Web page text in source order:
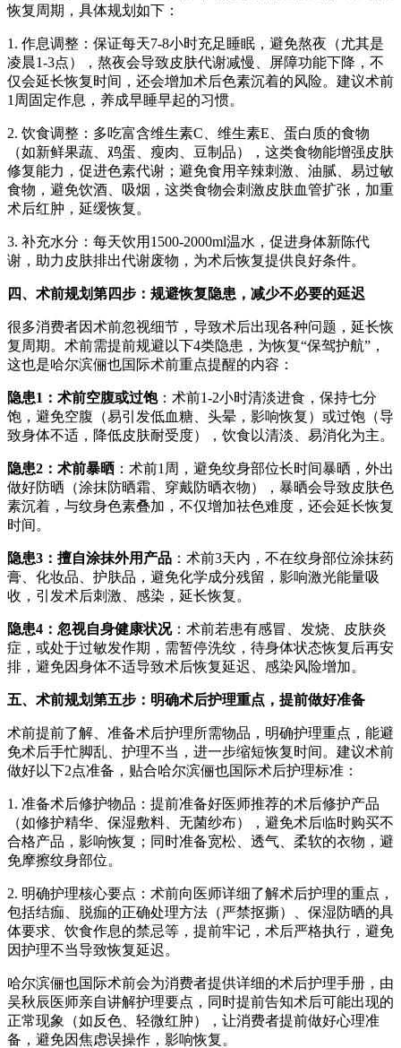
恢复周期，具体规划如下：
1. 作息调整：保证每天7-8小时充足睡眠，避免熬夜（尤其是
凌晨1-3点），熬夜会导致皮肤代谢减慢、屏障功能下降，不
仅会延长恢复时间，还会增加术后色素沉着的风险。建议术前
1周固定作息，养成早睡早起的习惯。
2. 饮食调整：多吃富含维生素C、维生素E、蛋白质的食物
（如新鲜果蔬、鸡蛋、瘦肉、豆制品），这类食物能增强皮肤
修复能力，促进色素代谢；避免食用辛辣刺激、油腻、易过敏
食物，避免饮酒、吸烟，这类食物会刺激皮肤血管扩张，加重
术后红肿，延缓恢复。
3. 补充水分：每天饮用1500-2000ml温水，促进身体新陈代
谢，助力皮肤排出代谢废物，为术后恢复提供良好条件。
四、术前规划第四步：规避恢复隐患，减少不必要的延迟
很多消费者因术前忽视细节，导致术后出现各种问题，延长恢
复周期。术前需提前规避以下4类隐患，为恢复“保驾护航”，
这也是哈尔滨俪也国际术前重点提醒的内容：
隐患1：术前空腹或过饱：术前1-2小时清淡进食，保持七分
饱，避免空腹（易引发低血糖、头晕，影响恢复）或过饱（导
致身体不适，降低皮肤耐受度），饮食以清淡、易消化为主。
隐患2：术前暴晒 ：术前1周，避免纹身部位长时间暴晒，外出
做好防晒（涂抹防晒霜、穿戴防晒衣物），暴晒会导致皮肤色
素沉着，与纹身色素叠加，不仅增加祛色难度，还会延长恢复
时间。
隐患3：擅自涂抹外用产品 ：术前3天内，不在纹身部位涂抹药
膏、化妆品、护肤品，避免化学成分残留，影响激光能量吸
收，引发术后刺激、感染，延长恢复。
隐患4：忽视自身健康状况：术前若患有感冒、发烧、皮肤炎
症，或处于过敏发作期，需暂停洗纹，待身体状态恢复后再安
排，避免因身体不适导致术后恢复延迟、感染风险增加。
五、术前规划第五步：明确术后护理重点，提前做好准备
术前提前了解、准备术后护理所需物品，明确护理重点，能避
免术后手忙脚乱、护理不当，进一步缩短恢复时间。建议术前
做好以下2点准备，贴合哈尔滨俪也国际术后护理标准：
1. 准备术后修护物品：提前准备好医师推荐的术后修护产品
（如修护精华、保湿敷料、无菌纱布），避免术后临时购买不
合格产品，影响恢复；同时准备宽松、透气、柔软的衣物，避
免摩擦纹身部位。
2. 明确护理核心要点：术前向医师详细了解术后护理的重点，
包括结痂、脱痂的正确处理方法（严禁抠撕）、保湿防晒的具
体要求、饮食作息的禁忌等，提前牢记，术后严格执行，避免
因护理不当导致恢复延迟。
哈尔滨俪也国际术前会为消费者提供详细的术后护理手册，由
吴秋辰医师亲自讲解护理要点，同时提前告知术后可能出现的
正常现象（如反色、轻微红肿），让消费者提前做好心理准
备，避免因焦虑误操作，影响恢复。